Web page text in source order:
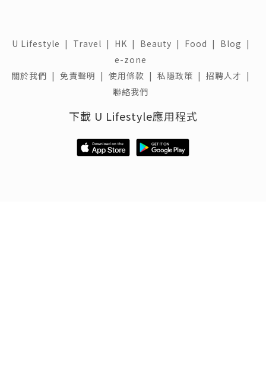
U Lifestyle | Travel | HK | Beauty | Food | Blog |
e-zone
關於我們 | 免責聲明 | 使用條款 | 私隱政策 | 招聘人才 |
聯絡我們
下載 U Lifestyle應用程式